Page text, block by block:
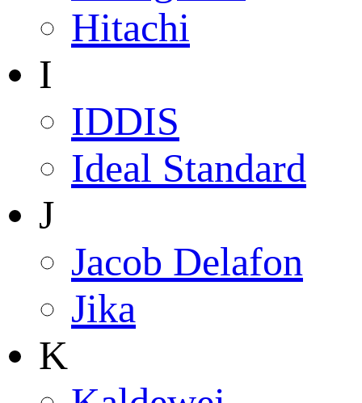
Hitachi
I
IDDIS
Ideal Standard
J
Jacob Delafon
Jika
K